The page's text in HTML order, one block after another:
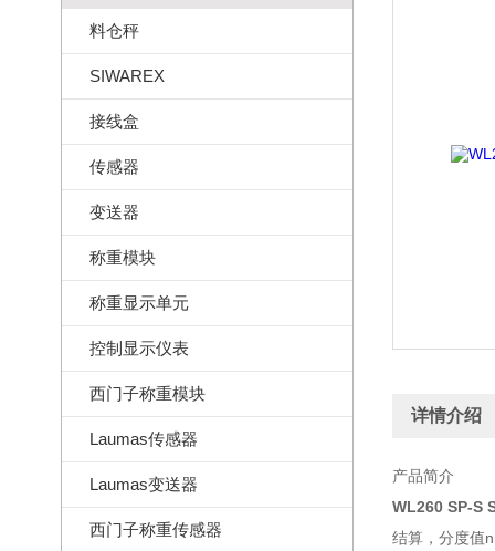
料仓秤
SIWAREX
接线盒
传感器
变送器
称重模块
称重显示单元
控制显示仪表
西门子称重模块
Laumas传感器
Laumas变送器
西门子称重传感器
详情介绍
产品简介
WL260 SP-S
结算，分度值